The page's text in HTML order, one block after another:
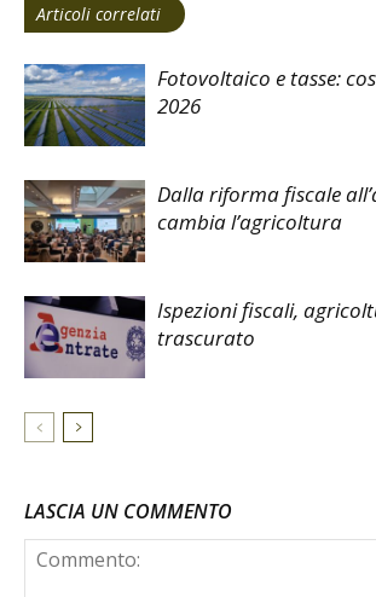
Articoli correlati
Fotovoltaico e tasse:
2026
Dalla riforma fiscale
cambia l’agricoltura
Ispezioni fiscali,
trascurato
LASCIA UN COMMENTO